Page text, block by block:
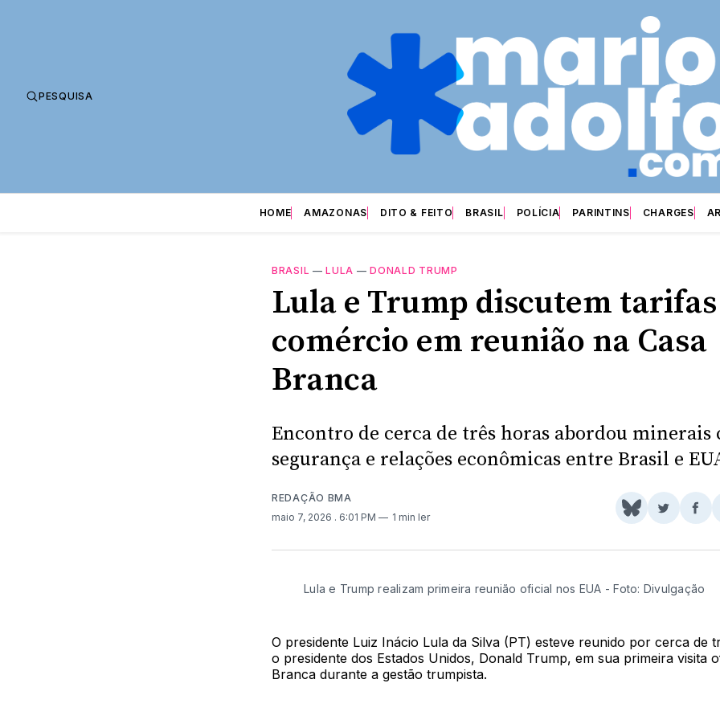
PESQUISA
HOME AMAZONAS DITO & FEITO BRASIL POLÍCIA PARINTINS CHARGES
BRASIL —LULA —DONALD TRUMP
Lula e Trump discutem tarifas
comércio em reunião na Casa
Branca
Encontro de cerca de três horas abordou minerais
segurança e relações econômicas entre Brasil e
REDAÇÃO BMA
maio 7, 2026 . 6:01 PM 1 min ler
Share
BlueSkyTwitter
Lula e Trump realizam primeira reunião oficial nos EUA - Foto: Divulgação
O presidente Luiz Inácio Lula da Silva (PT) esteve reunido por cerca de
o presidente dos Estados Unidos, Donald Trump, em sua primeira visita
Branca durante a gestão trumpista.